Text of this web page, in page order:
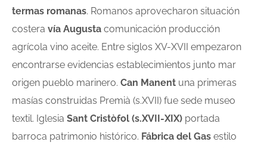
termas romanas. Romanos aprovecharon situación
costera vía Augusta comunicación producción
agrícola vino aceite. Entre siglos XV-XVII empezaron
encontrarse evidencias establecimientos junto mar
origen pueblo marinero. Can Manent una primeras
masías construidas Premià (s.XVII) fue sede museo
textil. Iglesia Sant Cristòfol (s.XVII-XIX) portada
barroca patrimonio histórico. Fábrica del Gas estilo